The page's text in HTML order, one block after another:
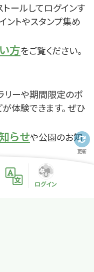
トールしてログインす
ントやスタンプ集め
方をご覧ください。
リーや期間限定のポ
体験できます。 ぜひ
らせや公園のお知
更新
ログイン
ジ